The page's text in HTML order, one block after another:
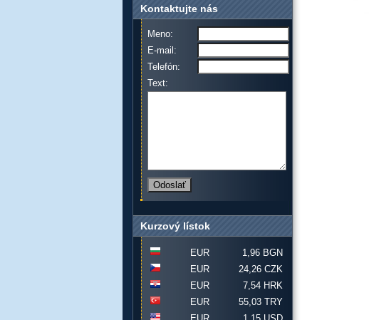
Kontaktujte nás
Meno:
E-mail:
Telefón:
Text:
Kurzový lístok
EUR
1,96 BGN
EUR
24,26 CZK
EUR
7,54 HRK
EUR
55,03 TRY